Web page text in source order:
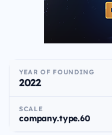
YEAR OF FOUNDING
2022
SCALE
company.type.60